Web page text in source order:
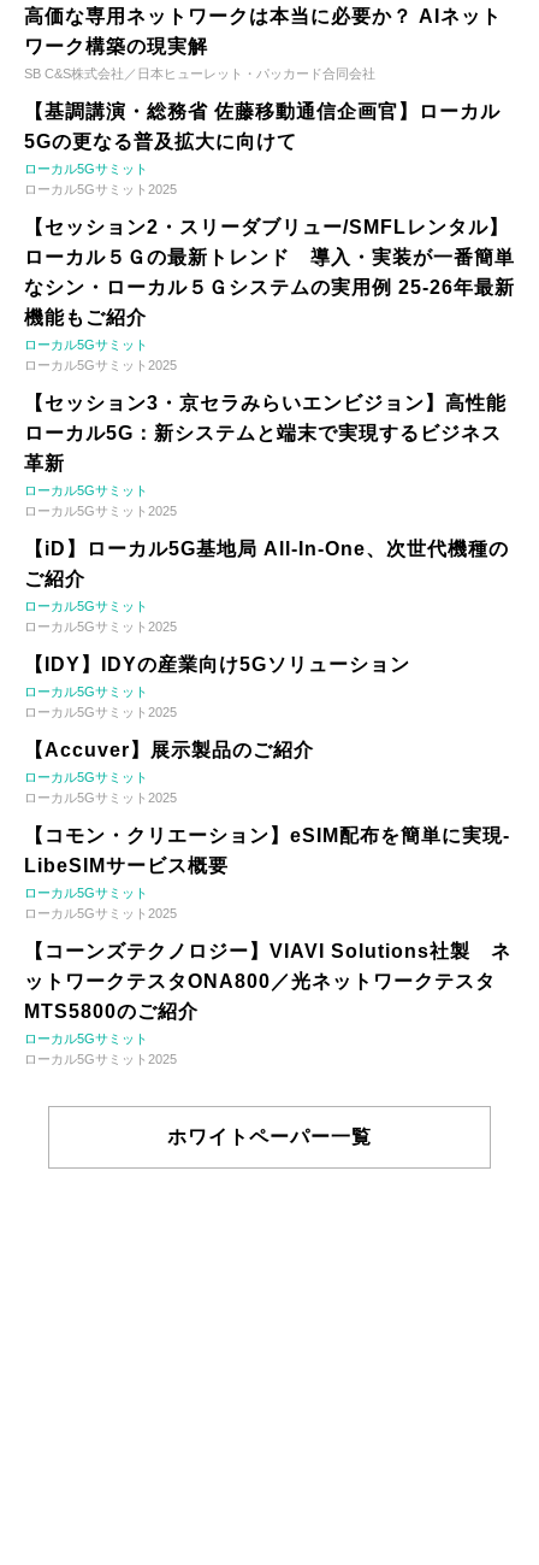
高価な専用ネットワークは本当に必要か？ AIネット
ワーク構築の現実解
SB C&S株式会社／日本ヒューレット・パッカード合同会社
【基調講演・総務省 佐藤移動通信企画官】ローカル
5Gの更なる普及拡大に向けて
ローカル5Gサミット
ローカル5Gサミット2025
【セッション2・スリーダブリュー/SMFLレンタル】
ローカル５Ｇの最新トレンド 導入・実装が一番簡単
なシン・ローカル５Ｇシステムの実用例 25-26年最新
機能もご紹介
ローカル5Gサミット
ローカル5Gサミット2025
【セッション3・京セラみらいエンビジョン】高性能
ローカル5G：新システムと端末で実現するビジネス
革新
ローカル5Gサミット
ローカル5Gサミット2025
【iD】ローカル5G基地局 All-In-One、次世代機種の
ご紹介
ローカル5Gサミット
ローカル5Gサミット2025
【IDY】IDYの産業向け5Gソリューション
ローカル5Gサミット
ローカル5Gサミット2025
【Accuver】展示製品のご紹介
ローカル5Gサミット
ローカル5Gサミット2025
【コモン・クリエーション】eSIM配布を簡単に実現-
LibeSIMサービス概要
ローカル5Gサミット
ローカル5Gサミット2025
【コーンズテクノロジー】VIAVI Solutions社製 ネ
ットワークテスタONA800／光ネットワークテスタ
MTS5800のご紹介
ローカル5Gサミット
ローカル5Gサミット2025
ホワイトペーパー一覧